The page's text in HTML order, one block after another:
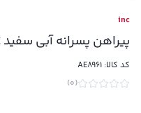
inc
پیراهن پسرانه آبی سفید INC
کد کالا: AE8961
(
0
)